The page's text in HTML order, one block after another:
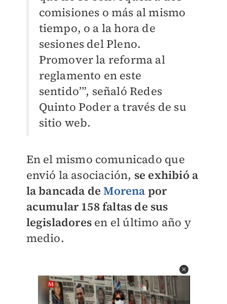
comisiones o más al mismo
tiempo, o a la hora de
sesiones del Pleno.
Promover la reforma al
reglamento en este
sentido’”, señaló Redes
Quinto Poder a través de su
sitio web.
En el mismo comunicado que
envió la asociación, se exhibió a
la bancada deMorena por
acumular 158 faltas de sus
legisladoresen el último año y
medio.